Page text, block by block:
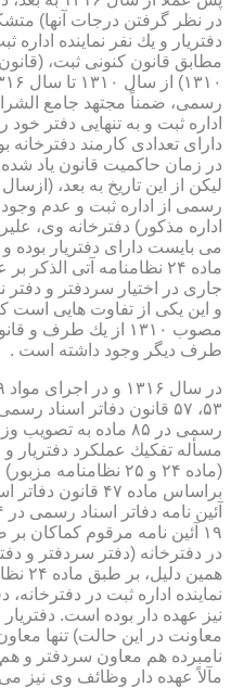
در نظر گرفتن درجات آنها)
دفتریار و یك نفر نماینده
مطابق قانون كنونی ثبت،
رسمی، ضمناً مجتهد جامع
اداره ثبت و به تنهایی دفتر
دارای تعدادی كارمند
در زمان حاكمیت قانون یاد شده
رسمی از اداره ثبت و عدم
اداره مذكور) دفترخانه وی،
می بایست دارای دفتریار بوده
ماده ۲۴ نظامنامه آتی
جاری در اختیار سردفتر و دفتر
و این یكی از تفاوت هایی است
طرف دیگر وجود داشته است .
رسمی در ۸۵ ماده به
مسأله تفكیك عملكرد دفتریار
(ماده ۲۴ و ۲۵ نظامنامه مزبور)
۱۹ آئین نامه مرقوم
در دفترخانه (دفتر سردفتر و
نماینده اداره ثبت در دفترخانه،
نیز عهده دار بوده است.
معاونت در این حالت) تنها
نامبرده هم معاون سردفتر و هم
مآلاً عهده دار وظائف وی نیز